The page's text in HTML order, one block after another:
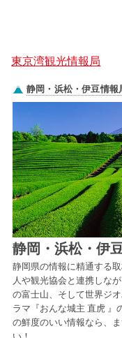
東京湾観光情報局